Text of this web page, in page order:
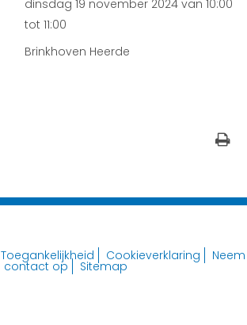
dinsdag 19 november 2024 van 10:00
tot 11:00
Brinkhoven Heerde
Toegankelijkheid Cookieverklaring Neem
contact op Sitemap